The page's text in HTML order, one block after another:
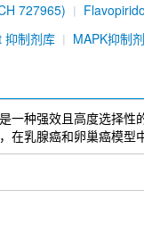
727965)
K03861 (AUZ454)
34A)
Samuraciclib
Phospho-Rb
mAb) [K18P10]
mAb) [F4L11]
BAY
抑制剂库 MAPK抑制
一种强效且高度选择性
在乳腺癌和卵巢癌模